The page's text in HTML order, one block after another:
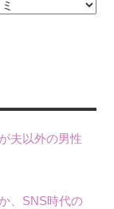
夫以外の男性
、SNS時代の